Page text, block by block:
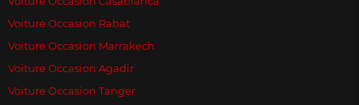
Voiture Occasion Rabat
Voiture Occasion Marrakech
Voiture Occasion Agadir
Voiture Occasion Tanger